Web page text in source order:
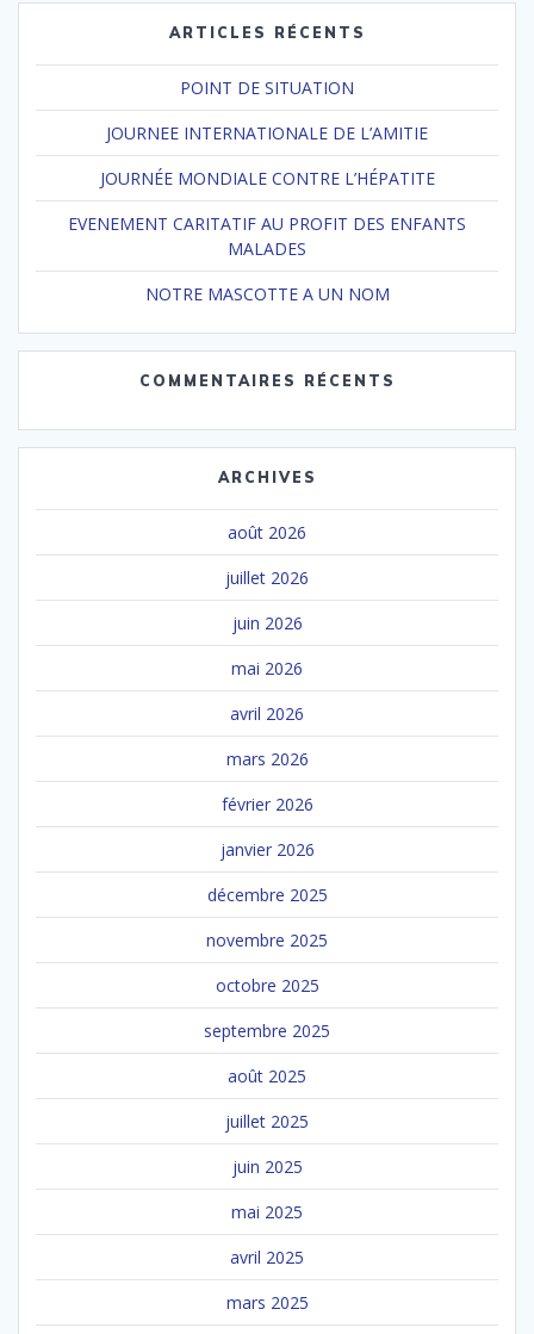
ARTICLES RÉCENTS
POINT DE SITUATION
JOURNEE INTERNATIONALE DE L’AMITIE
JOURNÉE MONDIALE CONTRE L’HÉPATITE
EVENEMENT CARITATIF AU PROFIT DES ENFANTS
MALADES
NOTRE MASCOTTE A UN NOM
COMMENTAIRES RÉCENTS
ARCHIVES
août 2026
juillet 2026
juin 2026
mai 2026
avril 2026
mars 2026
février 2026
janvier 2026
décembre 2025
novembre 2025
octobre 2025
septembre 2025
août 2025
juillet 2025
juin 2025
mai 2025
avril 2025
mars 2025